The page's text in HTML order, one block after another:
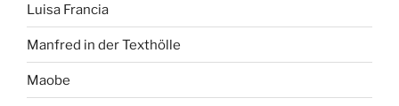
Luisa Francia
Manfred in der Texthölle
Maobe